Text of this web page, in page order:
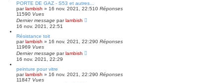
PORTE DE GAZ - S53 et autres...
parlambish » 16 nov. 2021, 22:510 Réponses
11590 Vues
Dernier message parlambish
16 nov. 2021, 22:51
Résistance toit
parlambish » 16 nov. 2021, 22:290 Réponses
11969 Vues
Dernier message parlambish
16 nov. 2021, 22:29
peinture pour vitre
parlambish » 16 nov. 2021, 22:290 Réponses
11847 Vues